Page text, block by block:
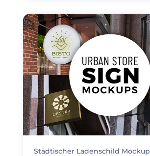
Städtischer Ladenschild Mockup